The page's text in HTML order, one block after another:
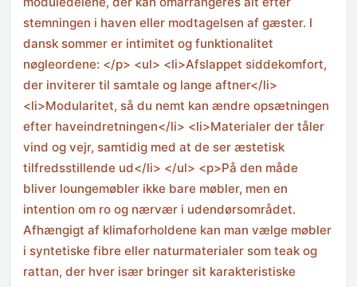
stemningen i haven eller modtagelsen af gæster. I
dansk sommer er intimitet og funktionalitet
nøgleordene: </p> <ul> <li>Afslappet siddekomfort,
der inviterer til samtale og lange aftner</li>
<li>Modularitet, så du nemt kan ændre opsætningen
efter haveindretningen</li> <li>Materialer der tåler
vind og vejr, samtidig med at de ser æstetisk
tilfredsstillende ud</li> </ul> <p>På den måde
bliver loungemøbler ikke bare møbler, men en
intention om ro og nærvær i udendørsområdet.
Afhængigt af klimaforholdene kan man vælge møbler
i syntetiske fibre eller naturmaterialer som teak og
rattan, der hver især bringer sit karakteristiske